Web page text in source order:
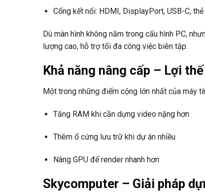
Cổng kết nối: HDMI, DisplayPort, USB-C,
Dù màn hình không nằm trong cấu hình PC,
lượng cao, hỗ trợ tối đa công việc biên tập.
Khả năng nâng cấp – Lợi
Một trong những điểm cộng lớn nhất của máy
Tăng RAM khi cần dựng video nặng hơn
Thêm ổ cứng lưu trữ khi dự án nhiều
Nâng GPU để render nhanh hơn
Skycomputer – Giải pháp